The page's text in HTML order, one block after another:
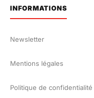
INFORMATIONS
Newsletter
Mentions légales
Politique de confidentialité